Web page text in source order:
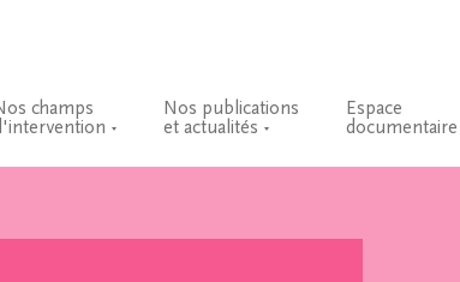
champs
Nos publications
et actualités
Espace
documentaire